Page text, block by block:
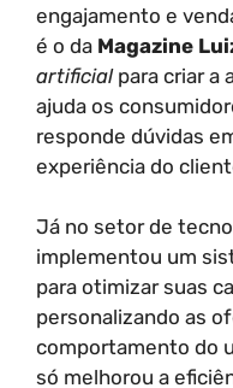
engajamento e
é o da Magazine
artificialpara criar a
ajuda os
responde dúvidas
experiência do
Já no setor de
implementou um
para otimizar suas
personalizando as
comportamento do
só melhorou a